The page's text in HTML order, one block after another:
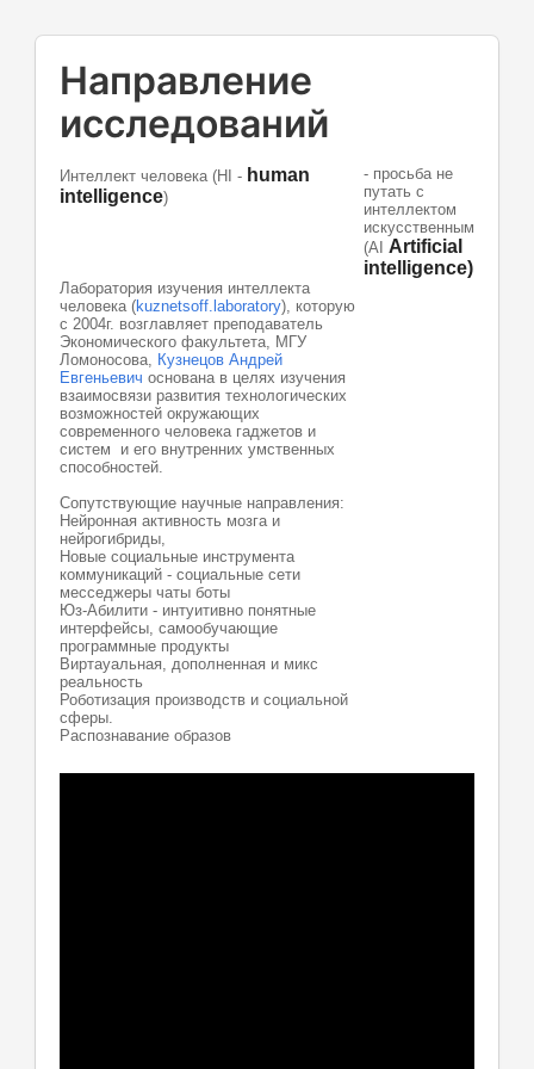
Направление
исcледований
Интеллект человека (HI - human
intelligence)
- просьба не
путать с
интеллектом
искусственным
(AI Artificial
intelligence)
Лаборатория изучения интеллекта
человека (kuznetsoff.laboratory), которую
с 2004г. возглавляет преподаватель
Экономического факультета, МГУ
Ломоносова, Кузнецов Андрей
Евгеньевич основана в целях изучения
взаимосвязи развития технологических
возможностей окружающих
современного человека гаджетов и
систем и его внутренних умственных
способностей.
Сопутствующие научные направления:
Нейронная активность мозга и
нейрогибриды,
Новые социальные инструмента
коммуникаций - социальные сети
месседжеры чаты боты
Юз-Абилити - интуитивно понятные
интерфейсы, самообучающие
программные продукты
Виртауальная, дополненная и микс
реальность
Роботизация производств и социальной
сферы.
Распознавание образов